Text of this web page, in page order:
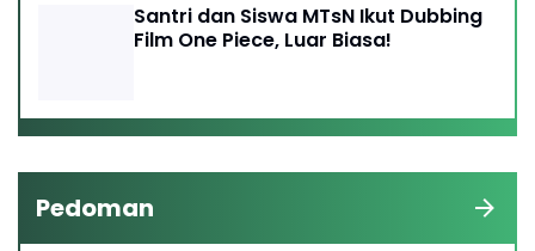
Santri dan Siswa MTsN Ikut Dubbing
Film One Piece, Luar Biasa!
Pedoman